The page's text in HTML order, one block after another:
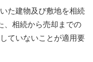
た建物及び敷地を相続
、相続から売却までの
ていないことが適用要